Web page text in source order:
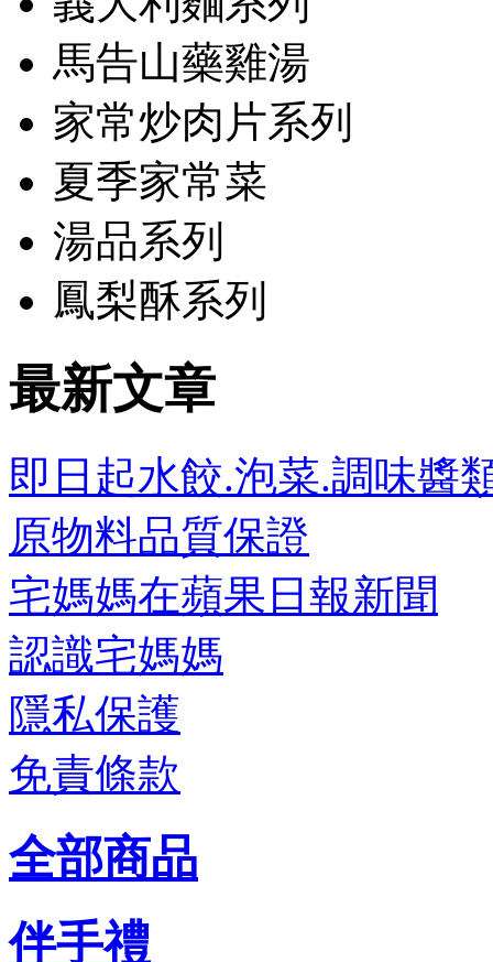
馬告山藥雞湯
家常炒肉片系列
夏季家常菜
湯品系列
鳳梨酥系列
最新文章
即日起水餃.泡菜.調味醬
原物料品質保證
宅媽媽在蘋果日報新聞
認識宅媽媽
隱私保護
免責條款
全部商品
伴手禮